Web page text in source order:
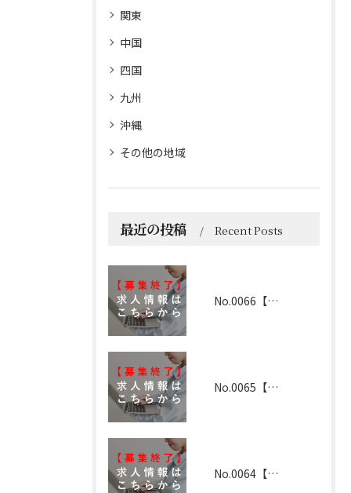
関東
中国
四国
九州
沖縄
その他の地域
最近の投稿 Recent Posts
No.0066【滋賀】2024年8月30日(募集終了)
No.0065【兵庫】2024年8月30日(募集終了)
No.0064【和歌山】2024年5月15日更新(募集終了)